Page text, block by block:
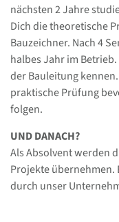
nächsten 2 Jahre
Dich die theoretische
Bauzeichner. Nach 4
halbes Jahr im
der Bauleitung
praktische Prüfung
folgen.
UND DANACH?
Als Absolvent werden
Projekte übernehmen.
durch unser